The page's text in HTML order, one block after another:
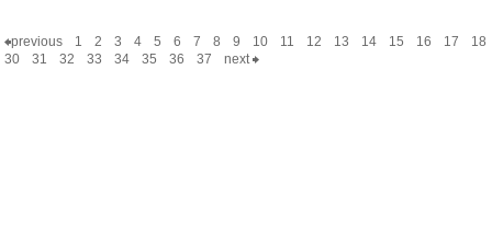
previous 1 2 3 4 5 6 7 8 9 10 11 12 13 14 15 16 17
18
30
31 32 33 34 35 36 37 next